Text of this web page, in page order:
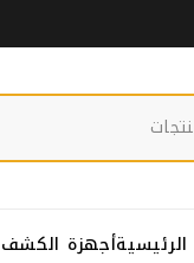
الرئيسيةأجهزة الكشف